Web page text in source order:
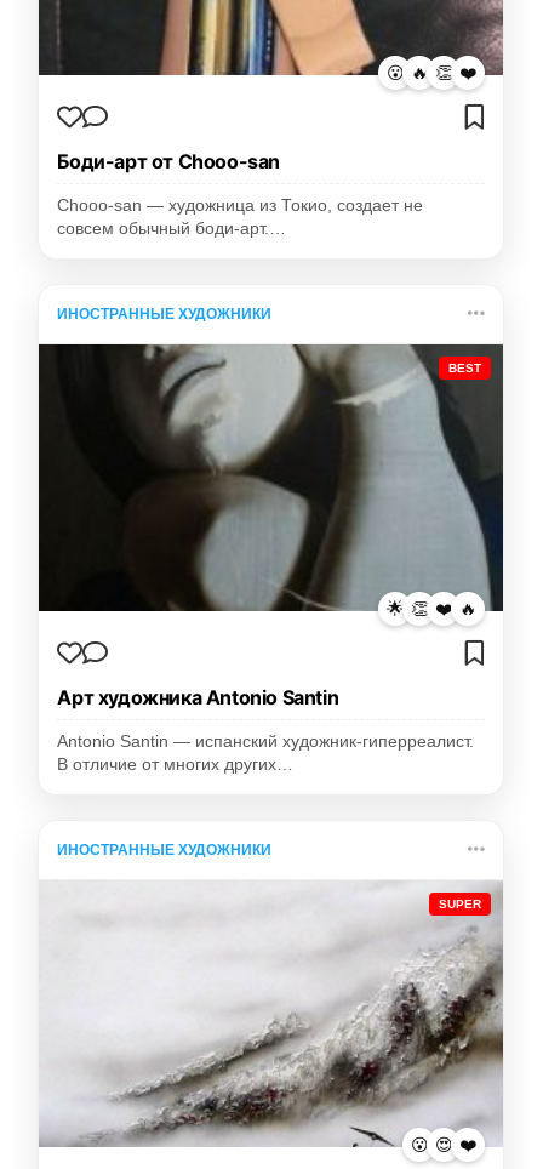
😮 🔥 👏 ❤️
Боди-арт от Chooo-san
Chooo-san — художница из Токио, создает не
совсем обычный боди-арт.…
ИНОСТРАННЫЕ ХУДОЖНИКИ
BEST
🌟 👏 ❤️ 🔥
Арт художника Antonio Santin
Antonio Santin — испанский художник-гиперреалист.
В отличие от многих других…
ИНОСТРАННЫЕ ХУДОЖНИКИ
SUPER
😮 😍 ❤️